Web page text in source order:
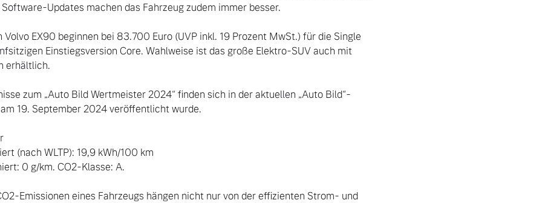
Updates machen das Fahrzeug zudem immer besser.
Volvo EX90 beginnen bei 83.700 Euro (UVP inkl. 19 Prozent MwSt.) für die Single
Einstiegsversion Core. Wahlweise ist das große Elektro-SUV auch mit
erhältlich.
zum „Auto Bild Wertmeister 2024“ finden sich in der aktuellen „Auto Bild“-
19. September 2024 veröffentlicht wurde.
(nach WLTP): 19,9 kWh/100 km
0 g/km. CO2-Klasse: A.
Emissionen eines Fahrzeugs hängen nicht nur von der effizienten Strom- und